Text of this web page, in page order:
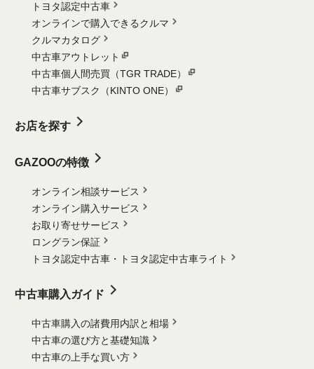
トヨタ認定中古車
オンラインで購入できるクルマ
クルマカタログ
中古車アウトレット
中古車個人間売買（TGR TRADE）
中古車サブスク（KINTO ONE）
お店を探す
GAZOOの特徴
オンライン相談サービス
オンライン購入サービス
お取り寄せサービス
ロングラン保証
トヨタ認定中古車・
トヨタ認定中古車ライト
中古車購入ガイド
中古車購入の諸費用内訳と相場
中古車の選び方と基礎知識
中古車の上手な買い方